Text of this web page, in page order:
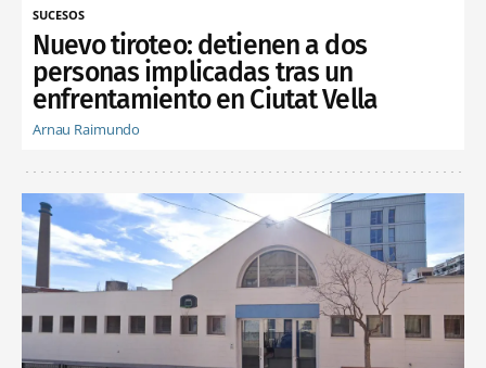
SUCESOS
Nuevo tiroteo: detienen a dos
personas implicadas tras un
enfrentamiento en Ciutat Vella
Arnau Raimundo